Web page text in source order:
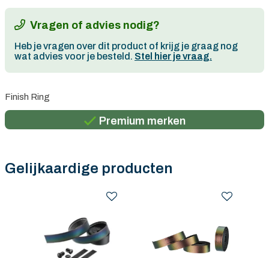
Vragen of advies nodig?
Heb je vragen over dit product of krijg je graag nog
wat advies voor je besteld. Stel hier je vraag.
Finish RingGratis verzending in België vanaf €100
Premium merken
Gelijkaardige producten